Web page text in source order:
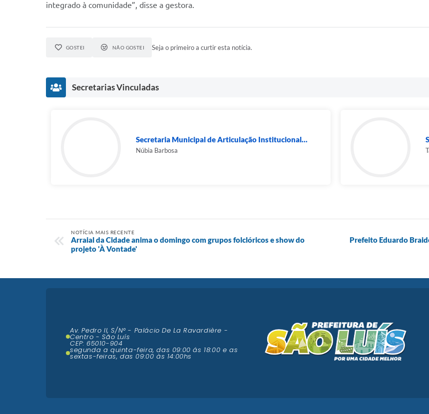
integrado à comunidade”, disse a gestora.
GOSTEI NÃO GOSTEI Seja o primeiro a curtir esta notícia.
Secretarias Vinculadas
Secretaria Municipal de Articulação Institucional...
Núbia Barbosa
NOTÍCIA MAIS RECENTE
Arraial da Cidade anima o domingo com grupos folclóricos e show do
projeto 'À Vontade'
Prefeito Eduardo
Av. Pedro II, S/N° - Palácio De La Ravardière -
Centro - São Luís
CEP: 65010-904
segunda a quinta-feira, das 09:00 ás 18:00 e as
sextas-feiras, das 09:00 às 14:00hs